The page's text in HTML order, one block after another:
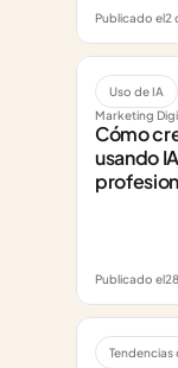
Publicado el2
Uso de IA
Marketing
Cómo
usando
Publicado el
Tendencias